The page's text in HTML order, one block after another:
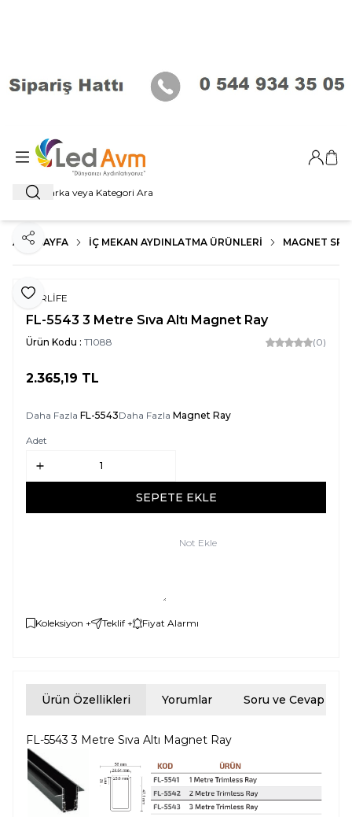
Ara
Giriş
ANA SAYFA İÇ MEKAN AYDINLATMA ÜRÜNLERI MAGNET
Favoriye Ekle
Paylaş
FORLİFE
FL-5543 3 Metre Sıva Altı Magnet Ray
Ürün Kodu : T1088 (0)
2.365,19 TL
Daha Fazla FL-5543Daha Fazla Magnet Ray
Adet
SEPETE EKLE
Not Ekle
Koleksiyon + Teklif + Fiyat Alarmı
Ürün Özellikleri Yorumlar Soru ve Cevap
FL-5543 3 Metre Sıva Altı Magnet Ray